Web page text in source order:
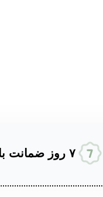
۷ روز ضمانت بازگشت کالا